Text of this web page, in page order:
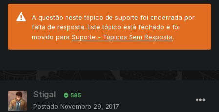
A questão neste tópico de suporte foi encerrada por
falta de resposta. Este tópico está fechado e foi
movido para Suporte - Tópicos Sem Resposta.
Stigal 585
Postado Novembro 29, 2017